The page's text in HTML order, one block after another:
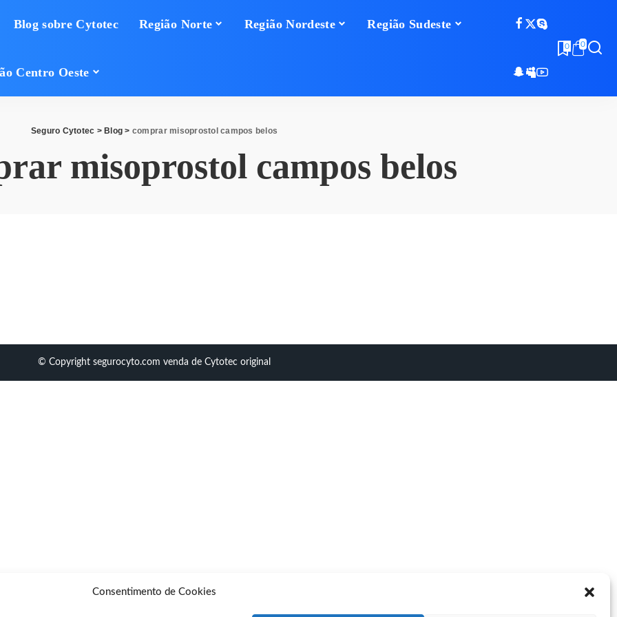
Consentimento de Cookies
Blog sobre Cytotec Região Norte Região Nordeste Região Sudeste
Centro Oeste
0 0
Seguro Cytotec > Blog > comprar misoprostol campos belos
misoprostol campos belos
© Copyright segurocyto.com venda de Cytotec original